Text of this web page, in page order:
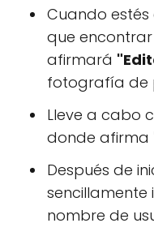
Cuando estés
que
afirmará
fotografía de
Lleve a cabo
donde afirma
Después de
sencillamente
nombre de